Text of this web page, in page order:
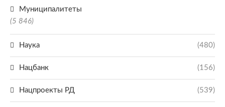
Муниципалитеты
(5 846)
Наука (480)
Нацбанк (156)
Нацпроекты РД (539)